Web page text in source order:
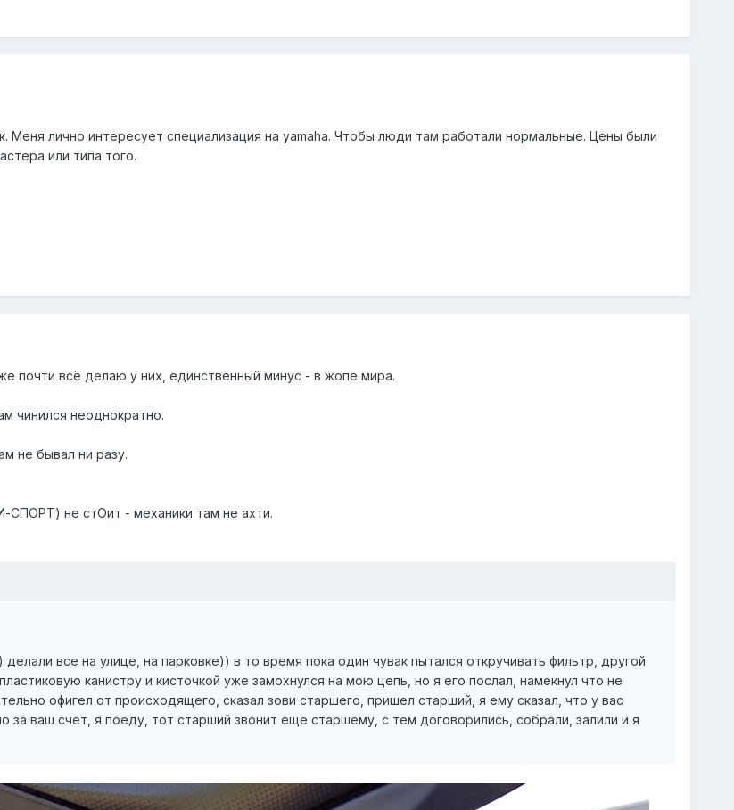
Меня лично интересует специализация на yamaha. Чтобы люди там работали нормальные. Цены были
или типа того.
почти всё делаю у них, единственный минус - в жопе мира.
чинился неоднократно.
не бывал ни разу.
не стОит - механики там не ахти.
все на улице, на парковке)) в то время пока один чувак пытался откручивать фильтр, другой
канистру и кисточкой уже замохнулся на мою цепь, но я его послал, намекнул что не
офигел от происходящего, сказал зови старшего, пришел старший, я ему сказал, что у вас
за ваш счет, я поеду, тот старший звонит еще старшему, с тем договорились, собрали, залили и я